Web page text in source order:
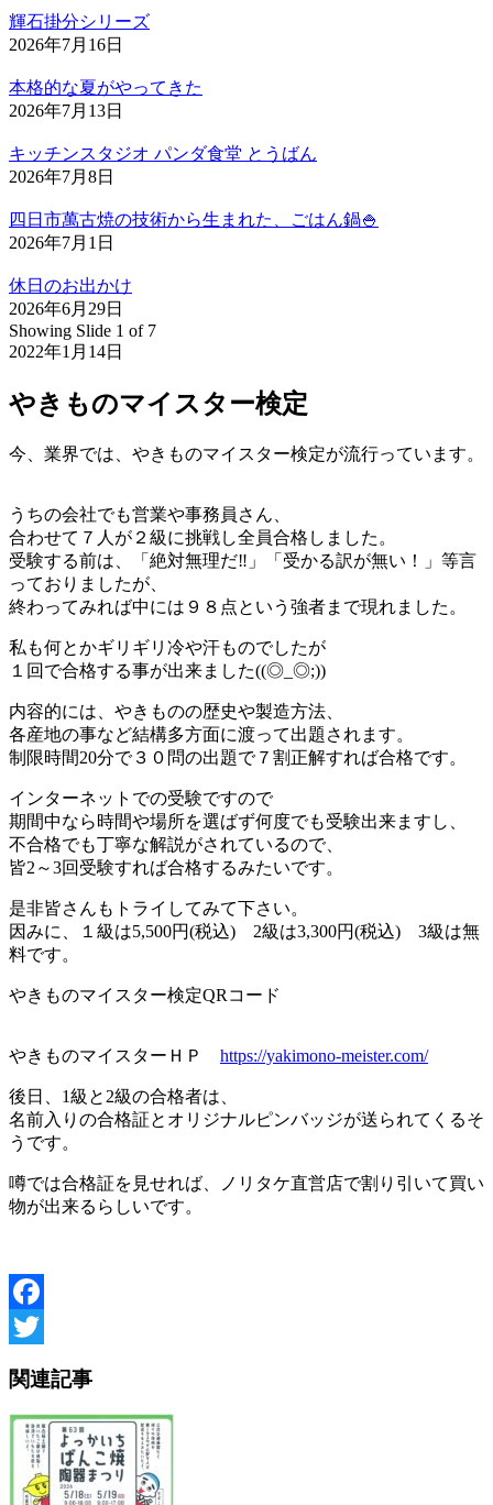
輝石掛分シリーズ
2026年7月16日
本格的な夏がやってきた
2026年7月13日
キッチンスタジオ パンダ食堂 とうばん
2026年7月8日
四日市萬古焼の技術から生まれた、ごはん鍋🍚
2026年7月1日
休日のお出かけ
2026年6月29日
Showing Slide 1 of 7
2022年1月14日
やきものマイスター検定
今、業界では、やきものマイスター検定が流行っています。
うちの会社でも営業や事務員さん、
合わせて７人が２級に挑戦し全員合格しました。
受験する前は、「絶対無理だ‼」「受かる訳が無い！」等言
っておりましたが、
終わってみれば中には９８点という強者まで現れました。
私も何とかギリギリ冷や汗ものでしたが
１回で合格する事が出来ました((◎_◎;))
内容的には、やきものの歴史や製造方法、
各産地の事など結構多方面に渡って出題されます。
制限時間20分で３０問の出題で７割正解すれば合格です。
インターネットでの受験ですので
期間中なら時間や場所を選ばず何度でも受験出来ますし、
不合格でも丁寧な解説がされているので、
皆2～3回受験すれば合格するみたいです。
是非皆さんもトライしてみて下さい。
因みに、１級は5,500円(税込) 2級は3,300円(税込) 3級は無
料です。
やきものマイスター検定QRコード
やきものマイスターＨＰ https://yakimono-meister.com/
後日、1級と2級の合格者は、
名前入りの合格証とオリジナルピンバッジが送られてくるそ
うです。
噂では合格証を見せれば、ノリタケ直営店で割り引いて買い
物が出来るらしいです。
Facebook
関連記事